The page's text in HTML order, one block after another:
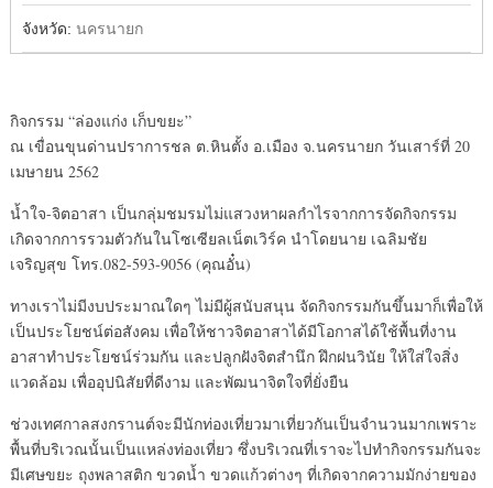
จังหวัด: นครนายก
กิจกรรม “ล่องแก่ง เก็บขยะ”
ณ เขื่อนขุนด่านปราการชล ต.หินตั้ง อ.เมือง จ.นครนายก วันเสาร์ที่ 20
เมษายน 2562
น้ำใจ-จิตอาสา เป็นกลุ่มชมรมไม่แสวงหาผลกำไรจากการจัดกิจกรรม
เกิดจากการรวมตัวกันในโซเซียลเน็ตเวิร์ค นำโดยนาย เฉลิมชัย
เจริญสุข โทร.082-593-9056 (คุณอั๋น)
ทางเราไม่มีงบประมาณใดๆ ไม่มีผู้สนับสนุน จัดกิจกรรมกันขึ้นมาก็เพื่อให้
เป็นประโยชน์ต่อสังคม เพื่อให้ชาวจิตอาสาได้มีโอกาสได้ใช้พื้นที่งาน
อาสาทำประโยชน์ร่วมกัน และปลูกฝังจิตสำนึก ฝึกฝนวินัย ให้ใส่ใจสิ่ง
แวดล้อม เพื่ออุปนิสัยที่ดีงาม และพัฒนาจิตใจที่ยั่งยืน
ช่วงเทศกาลสงกรานต์จะมีนักท่องเที่ยวมาเที่ยวกันเป็นจำนวนมากเพราะ
พื้นที่บริเวณนั้นเป็นแหล่งท่องเที่ยว ซึ่งบริเวณที่เราจะไปทำกิจกรรมกันจะ
มีเศษขยะ ถุงพลาสติก ขวดน้ำ ขวดแก้วต่างๆ ที่เกิดจากความมักง่ายของ